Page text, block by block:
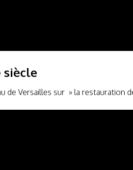
siècle
Versailles sur » la restauration